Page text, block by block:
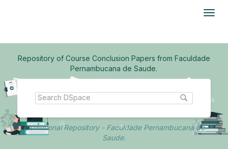
Repository of Course Conclusion Papers from Faculdade
Pernambucana de Saude.
Institutional Repository - Faculdade Pernambucana de
Saude.